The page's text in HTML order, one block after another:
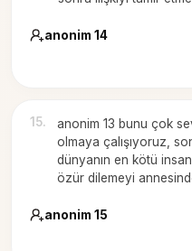
anonim 14
15.
anonim 13 bunu çok
olmaya çalışıyoruz,
dünyanın en kötü
özür dilemeyi
anonim 15